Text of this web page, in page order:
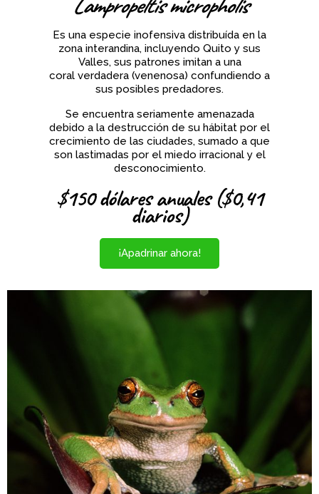
Es una especie inofensiva distribuída en la
zona interandina, incluyendo Quito y sus
Valles, sus patrones imitan a una
coral verdadera (venenosa) confundiendo a
sus posibles predadores.
Se encuentra seriamente amenazada
debido a la destrucción de su hábitat por el
crecimiento de las ciudades, sumado a que
son lastimadas por el miedo irracional y el
desconocimiento.
$150 dólares anuales ($0,41
diarios)
¡Apadrinar ahora!